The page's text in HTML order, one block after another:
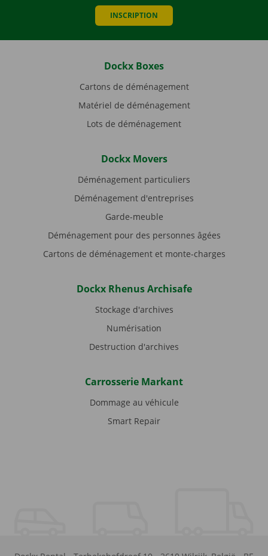
INSCRIPTION
Dockx Boxes
Cartons de déménagement
Matériel de déménagement
Lots de déménagement
Dockx Movers
Déménagement particuliers
Déménagement d'entreprises
Garde-meuble
Déménagement pour des personnes âgées
Cartons de déménagement et monte-charges
Dockx Rhenus Archisafe
Stockage d'archives
Numérisation
Destruction d'archives
Carrosserie Markant
Dommage au véhicule
Smart Repair